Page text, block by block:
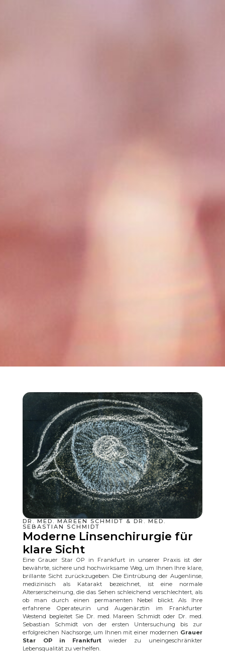
DR. MED. MAREEN SCHMIDT & DR. MED.
SEBASTIAN SCHMIDT
Moderne Linsenchirurgie für
klare Sicht
Eine Grauer Star OP in Frankfurt in unserer Praxis ist der
bewährte, sichere und hochwirksame Weg, um Ihnen Ihre klare,
brillante Sicht zurückzugeben. Die Eintrübung der Augenlinse,
medizinisch als Katarakt bezeichnet, ist eine normale
Alterserscheinung, die das Sehen schleichend verschlechtert, als
ob man durch einen permanenten Nebel blickt. Als Ihre
erfahrene Operateurin und Augenärztin im Frankfurter
Westend begleitet Sie Dr. med. Mareen Schmidt oder Dr. med.
Sebastian Schmidt von der ersten Untersuchung bis zur
erfolgreichen Nachsorge, um Ihnen mit einer modernen Grauer
Star OP in Frankfurt wieder zu uneingeschränkter
Lebensqualität zu verhelfen.